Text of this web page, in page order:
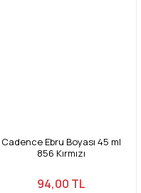
Cadence Ebru Boyası 45 ml
856 Kırmızı
94,00 TL